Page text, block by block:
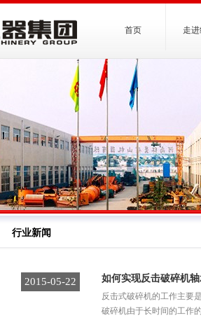
首页 走
行业新闻
2015-05-22 如何实现反击破碎机
反击式破碎机的工作主要
破碎机由于长时间的工作